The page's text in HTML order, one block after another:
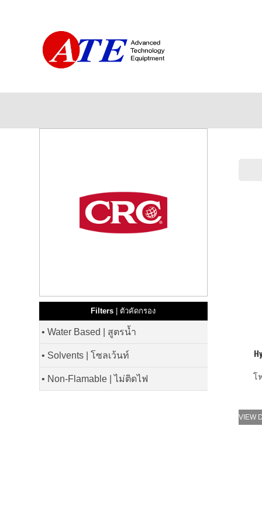
Filters | ตัวคัดกรอง
• Water Based | สูตรนํ้า
• Solvents | โซลเว้นท์
• Non-Flamable | ไม่ติดไฟ โ
VIEW